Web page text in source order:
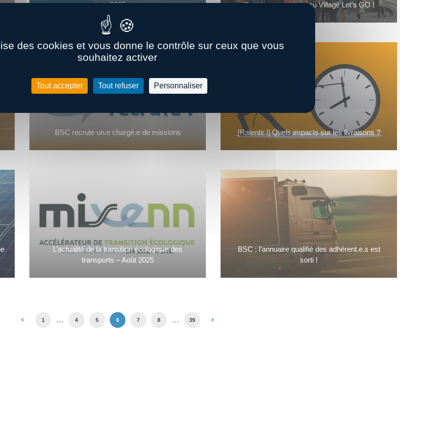
2025
Cet hiver, participez au Village Let’s GO !
BSC recrute un.e chargé.e de missions [Ralentir !] Quels impacts sur les livraisons ?
L’actualité de la transition écologique des
transports – Août 2025
BSC : l’annuaire qualifié des adhérent.e.s est
sorti !
1 … 4 5 6 7 8 … 39
des cookies et vous donne le contrôle sur ceux que vous
souhaitez activer
Tout accepter Tout refuser Personnaliser